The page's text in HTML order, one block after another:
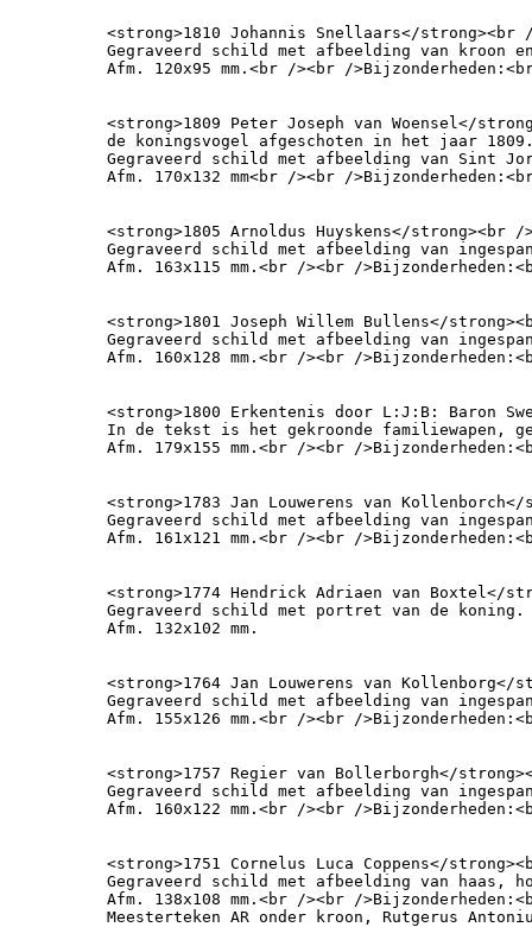
<strong>1810 Johannis Snellaars</
Gegraveerd schild met afbeelding van kroon
Afm. 120x95 mm.<br /><br /
<strong>1809 Peter Joseph van Woensel</
de koningsvogel afgeschoten in het jaar
Gegraveerd schild met afbeelding van Sint
Afm. 170x132 mm<br /><br /
<strong>1805 Arnoldus Huyskens</
Gegraveerd schild met afbeelding van
Afm. 163x115 mm.<br /><br /
<strong>1801 Joseph Willem Bullens</strong><br /><br />Joseph
Gegraveerd schild met afbeelding van
Afm. 160x128 mm.<br /><br /
<strong>1800 Erkentenis door L:J:B: Baron
In de tekst is het gekroonde familiewapen,
Afm. 179x155 mm.<br /><br /
<strong>1783 Jan Louwerens van
Gegraveerd schild met afbeelding van
Afm. 161x121 mm.<br /><br /
<strong>1774 Hendrick Adriaen van
Gegraveerd schild met portret van de koning.
Afm. 132x102 mm.
<strong>1764 Jan Louwerens van
Gegraveerd schild met afbeelding van
Afm. 155x126 mm.<br /><br /
<strong>1757 Regier van Bollerborgh</
Gegraveerd schild met afbeelding van
Afm. 160x122 mm.<br /><br /
<strong>1751 Cornelus Luca Coppens</
Gegraveerd schild met afbeelding van haas,
Afm. 138x108 mm.<br /><br /
Meesterteken AR onder kroon, Rutgerus